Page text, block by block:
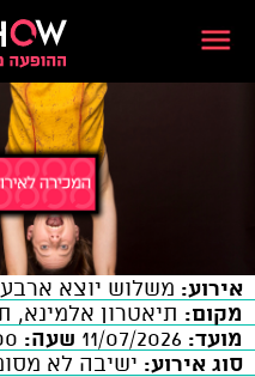
אירוע: משלוש יוצא
מקום: תיאטרון אלמינא,
מועד:
שעה:
סוג אירוע: ישיבה לא